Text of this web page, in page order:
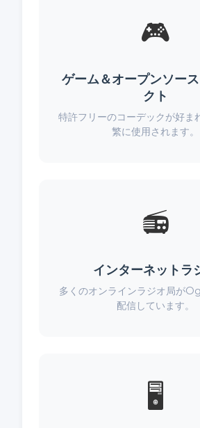
🎮
ゲーム＆オープンソー
クト
特許フリーのコーデックが好ま
繁に使用されます。
📻
インターネットラ
多くのオンラインラジオ局が
配信しています。
🖥️